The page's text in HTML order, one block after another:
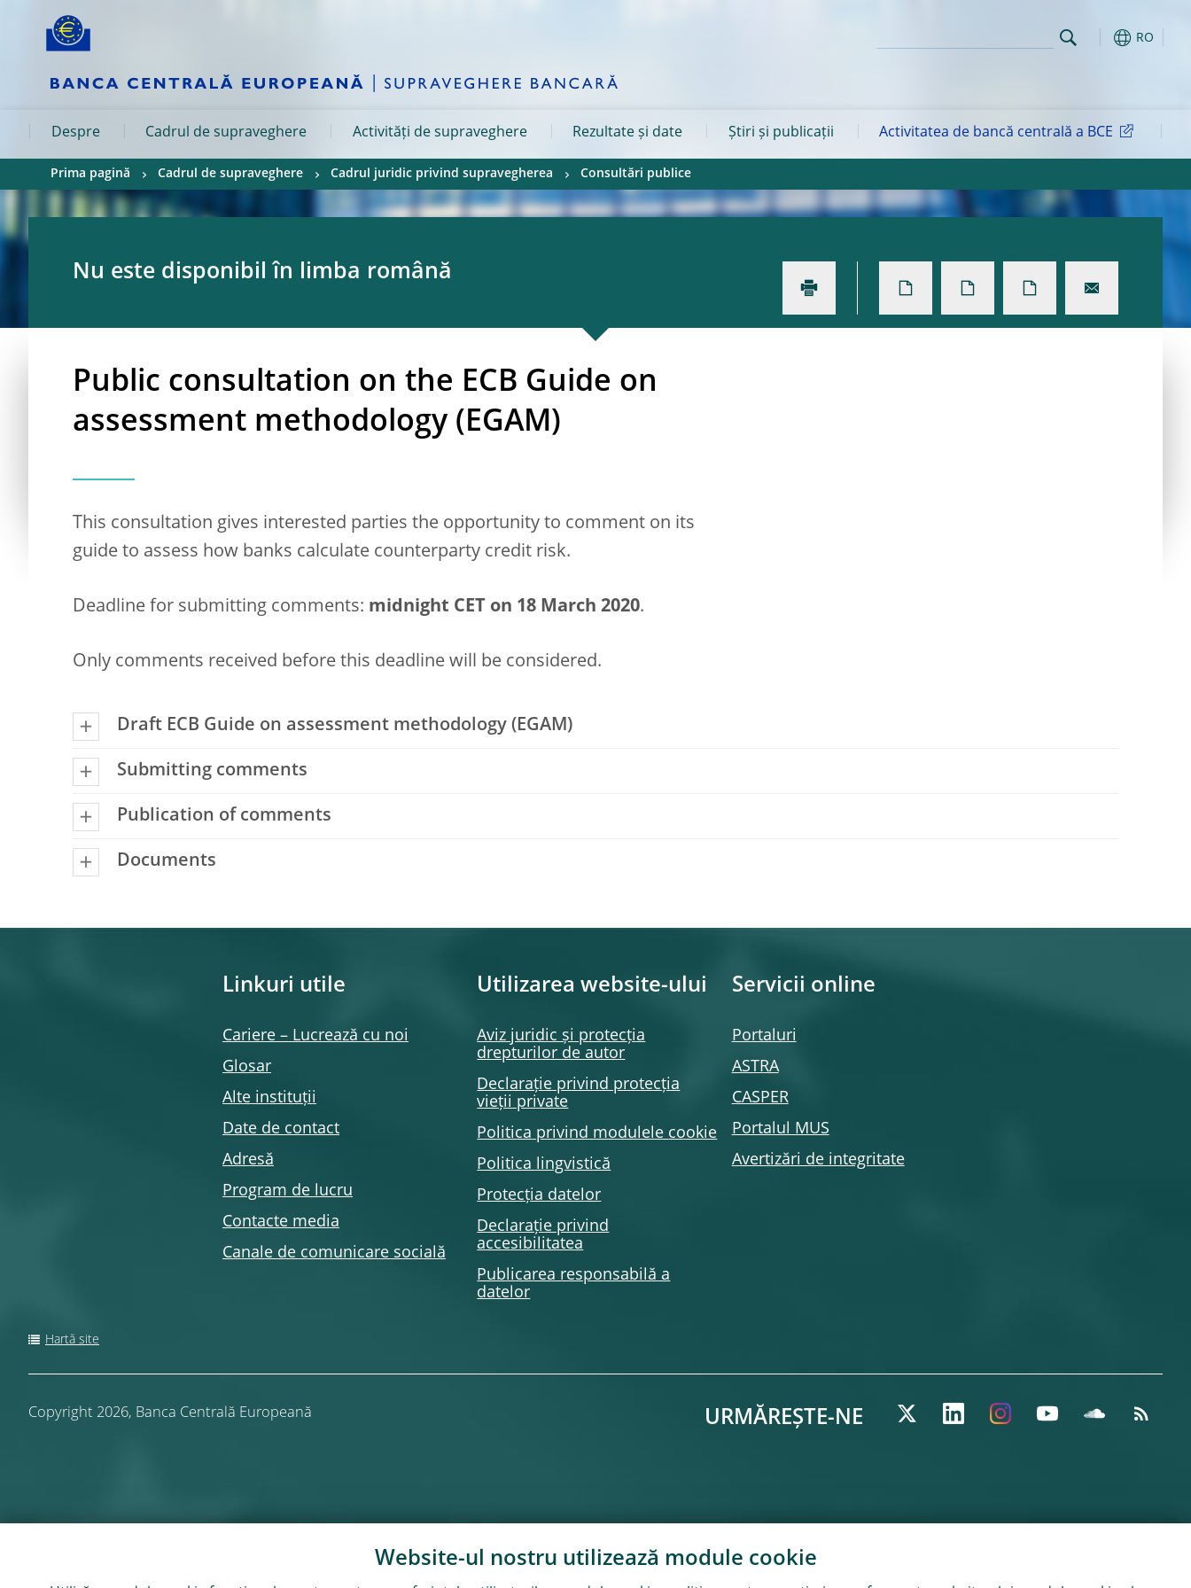
Skip to:
RO
Despre Cadrul de supraveghere Activități de supraveghere Rezultate și date Știri și publicații Activitatea de bancă centrală a BCE
Prima pagină Cadrul de supraveghere Cadrul juridic privind supravegherea Consultări publice
Nu este disponibil în limba română
Public consultation on the ECB Guide on
assessment methodology (EGAM)
This consultation gives interested parties the opportunity to comment on its
guide to assess how banks calculate counterparty credit risk.
Deadline for submitting comments: midnight CET on 18 March 2020.
Only comments received before this deadline will be considered.
Draft ECB Guide on assessment methodology (EGAM)
Submitting comments
Publication of comments
Documents
Linkuri utile
Cariere – Lucrează cu noi
Glosar
Alte instituții
Date de contact
Adresă
Program de lucru
Contacte media
Canale de comunicare socială
Utilizarea website-ului
Aviz juridic și protecția
drepturilor de autor
Declarație privind protecția
vieții private
Politica privind modulele cookie
Politica lingvistică
Protecția datelor
Declarație privind
accesibilitatea
Publicarea responsabilă a
datelor
Servicii online
Portaluri
ASTRA
CASPER
Portalul MUS
Avertizări de integritate
Hartă site
Copyright 2026, Banca Centrală Europeană URMĂREȘTE-NE
Website-ul nostru utilizează module cookie